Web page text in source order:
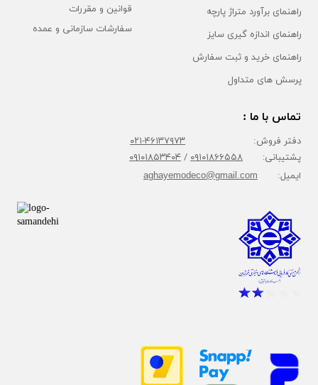
راهنمای برآورد متراژ پارچه
راهنمای اندازه گیری سایز
راهنمای خرید و ثبت سفارش
پرسش های متداول
قوانین و مقررات
سفارشات سازمانی و عمده
تماس با ما :
دفتر فروش: ۴۶۱۳۷۹۷۳-۰۲۱
پشتیبانی: ۰۹۱۰۱۸۶۶۵۵۸/۰۹۱۰۱۸۵۳۴۰۴
ایمیل: aghayemodeco@gmail.com